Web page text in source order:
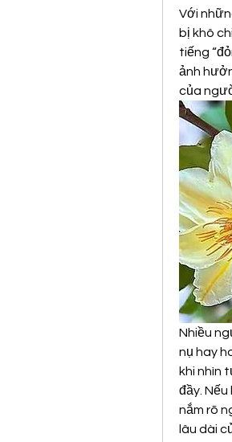
Với
bị khô
tiếng
ảnh
của
Nhiều
nụ hay
khi nhìn
đầy.
nắm rõ
lâu dài